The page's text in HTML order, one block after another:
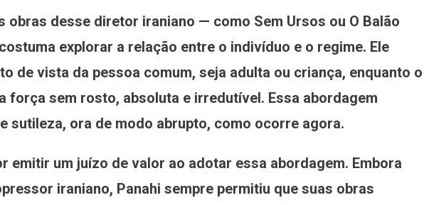
obras desse diretor iraniano — como Sem Ursos ou O Balão
explorar a relação entre o indivíduo e o regime. Ele
de vista da pessoa comum, seja adulta ou criança, enquanto o
força sem rosto, absoluta e irredutível. Essa abordagem
sutileza, ora de modo abrupto, como ocorre agora.
emitir um juízo de valor ao adotar essa abordagem. Embora
iraniano, Panahi sempre permitiu que suas obras